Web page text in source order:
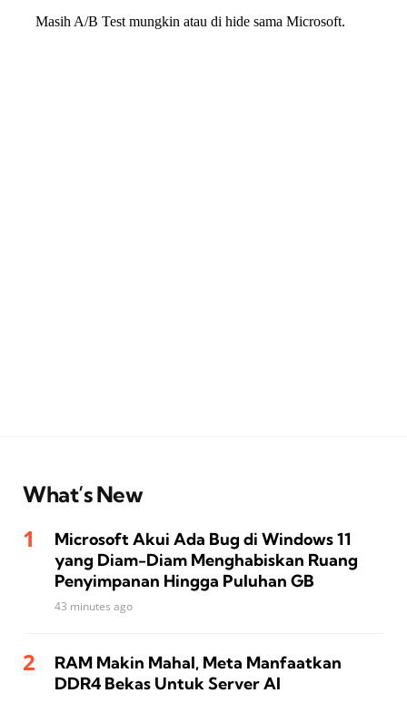
What’s New
Microsoft Akui Ada Bug di Windows 11
yang Diam-Diam Menghabiskan Ruang
Penyimpanan Hingga Puluhan GB
43 minutes ago
RAM Makin Mahal, Meta Manfaatkan
DDR4 Bekas Untuk Server AI